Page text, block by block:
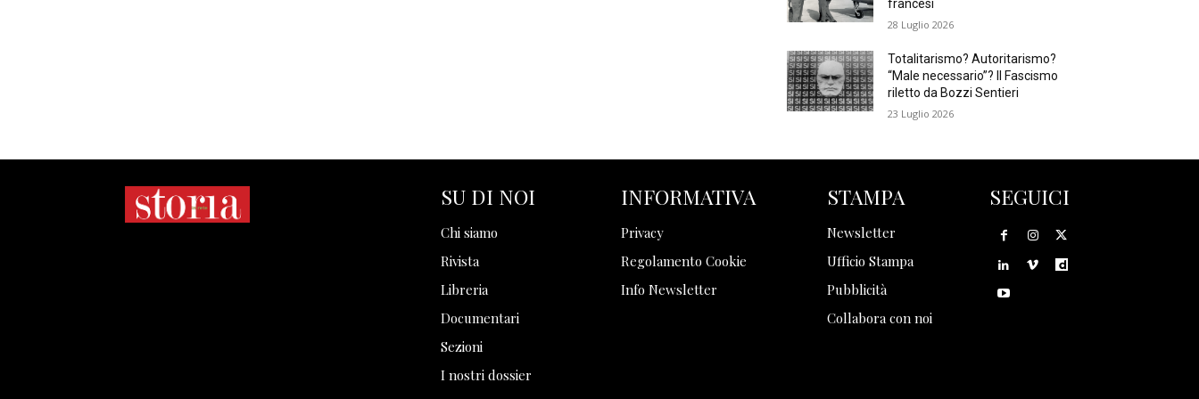
francesi
28 Luglio 2026
Totalitarismo? Autoritarismo?
“Male necessario”? Il Fascismo
riletto da Bozzi Sentieri
23 Luglio 2026
SU DI NOI
Chi siamo
Rivista
Libreria
Documentari
Sezioni
I nostri dossier
INFORMATIVA
Privacy
Regolamento Cookie
Info Newsletter
STAMPA
Newsletter
Ufficio Stampa
Pubblicità
Collabora con noi
SEGUICI